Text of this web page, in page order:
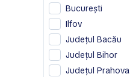
DS
Ferrari
Fiat
București
Ilfov
Județul Bacău
Județul Bihor
Județul Prahova